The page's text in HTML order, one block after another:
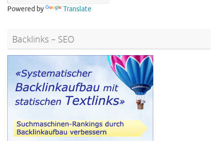
Powered by Translate
Backlinks – SEO